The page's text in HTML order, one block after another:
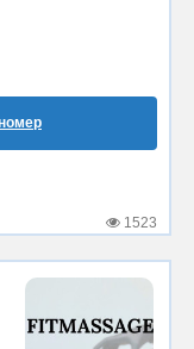
1523